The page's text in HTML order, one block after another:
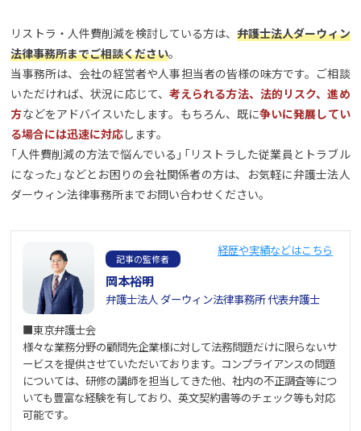
リストラ・人件費削減を検討している方は、弁護士法人ダーウィン
法律事務所までご相談ください。
当事務所は、会社の経営者や人事担当者の皆様の味方です。ご相談
いただければ、状況に応じて、 考えられる方法、法的リスク、進め
方などをアドバイスいたします。もちろん、既に争いに発展してい
る場合には迅速に対応します。
「人件費削減の方法で悩んでいる」「リストラした従業員とトラブル
になった」などとお困りの会社関係者の方は、お気軽に弁護士法人
ダーウィン法律事務所までお問い合わせください。
記事の監修者
岡本裕明
弁護士法人 ダーウィン法律事務所 代表弁護士
経歴や実績などはこちら
■東京弁護士会
様々な業務分野の顧問先企業様に対して法務問題だけに限らないサ
ービスを提供させていただいております。コンプライアンスの問題
については、研修の講師を担当してきた他、社内の不正調査等につ
いても豊富な経験を有しており、英文契約書等のチェック等も対応
可能です。